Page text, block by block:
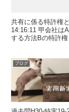
共有に係る特許権
14:16:11 甲会社は
する方法Bの特許
ブログ